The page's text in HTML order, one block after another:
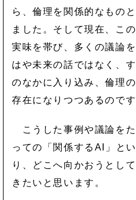
ら、倫理を関係的なもの
ました。そして現在、こ
実味を帯び、多くの議論
はや未来の話ではなく、
のなかに入り込み、倫理
存在になりつつあるのです
こうした事例や議論を
っての「関係するAI」と
り、どこへ向かおうとし
きたいと思います。